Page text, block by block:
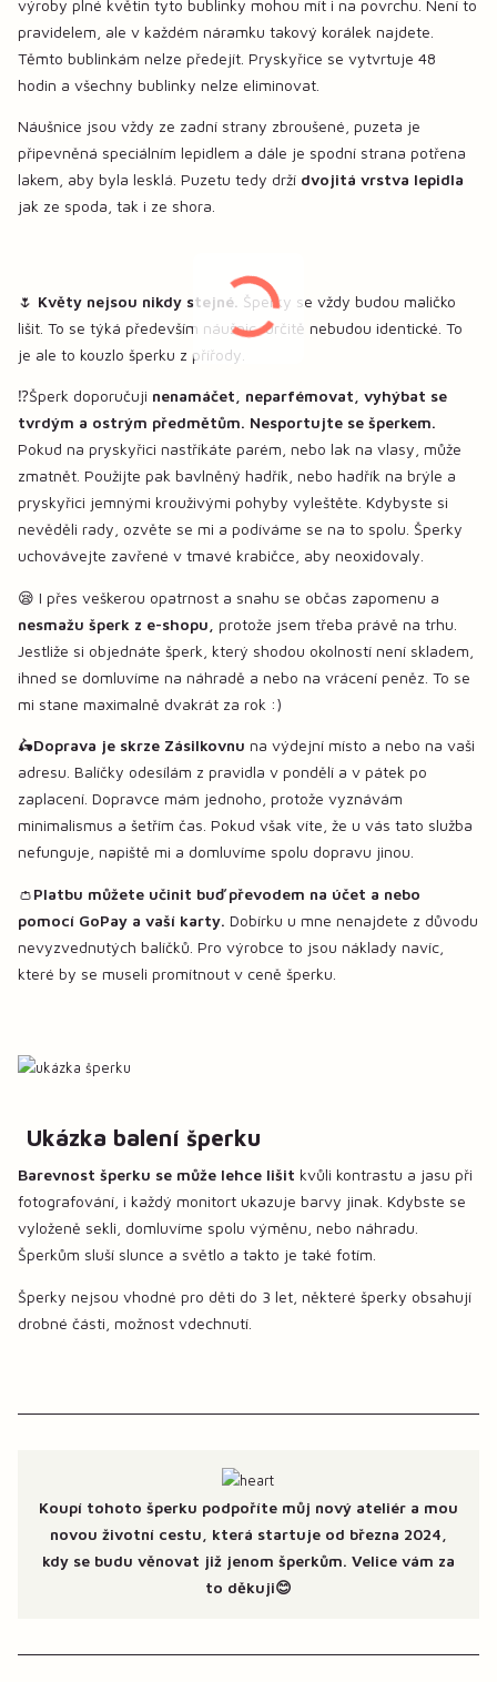
výroby plné květin tyto bublinky mohou mít i na povrchu. Není to
pravidelem, ale v každém náramku takový korálek najdete.
Těmto bublinkám nelze předejít. Pryskyřice se vytvrtuje 48
hodin a všechny bublinky nelze eliminovat.
Náušnice jsou vždy ze zadní strany zbroušené, puzeta je
připevněná speciálním lepidlem a dále je spodní strana potřena
lakem, aby byla lesklá. Puzetu tedy drží dvojitá vrstva lepidla
jak ze spoda, tak i ze shora.
🌷 Květy nejsou nikdy stejné. Šperky se vždy budou maličko
lišit. To se týká především náušnic, určitě nebudou identické. To
je ale to kouzlo šperku z přířody.
⁉️Šperk doporučuji nenamáčet, neparfémovat, vyhýbat se
tvrdým a ostrým předmětům. Nesportujte se šperkem.
Pokud na pryskyřici nastříkáte parém, nebo lak na vlasy, může
zmatnět. Použijte pak bavlněný hadřík, nebo hadřík na brýle a
pryskyřici jemnými krouživými pohyby vyleštěte. Kdybyste si
nevěděli rady, ozvěte se mi a podíváme se na to spolu. Šperky
uchovávejte zavřené v tmavé krabičce, aby neoxidovaly.
😪 I přes veškerou opatrnost a snahu se občas zapomenu a
nesmažu šperk z e-shopu,
protože jsem třeba právě na trhu.
Jestliže si objednáte šperk, který shodou okolností není skladem,
ihned se domluvíme na náhradě a nebo na vrácení peněz. To se
mi stane maximalně dvakrát za rok :)
🛵Doprava je skrze Zásilkovnu na výdejní místo a nebo na vaši
adresu. Balíčky odesílám z pravidla v pondělí a v pátek po
zaplacení. Dopravce mám jednoho, protože vyznávám
minimalismus a šetřím čas. Pokud však víte, že u vás tato služba
nefunguje, napiště mi a domluvíme spolu dopravu jinou.
👛Platbu můžete učinit buď převodem na účet a nebo
pomocí GoPay a vaší karty. Dobírku u mne nenajdete z důvodu
nevyzvednutých balíčků. Pro výrobce to jsou náklady navíc,
které by se museli promítnout v ceně šperku.
Ukázka balení šperku
Barevnost šperku se může lehce lišit kvůli kontrastu a jasu při
fotografování, i každý monitort ukazuje barvy jinak. Kdybste se
vyloženě sekli, domluvíme spolu výměnu, nebo náhradu.
Šperkům sluší slunce a světlo a takto je také fotím.
Šperky nejsou vhodné pro děti do 3 let, některé šperky obsahují
drobné části, možnost vdechnutí.
Koupí tohoto šperku podpoříte můj nový ateliér a mou
novou životní cestu, která startuje od března 2024,
kdy se budu věnovat již jenom šperkům. Velice vám za
to děkuji😊